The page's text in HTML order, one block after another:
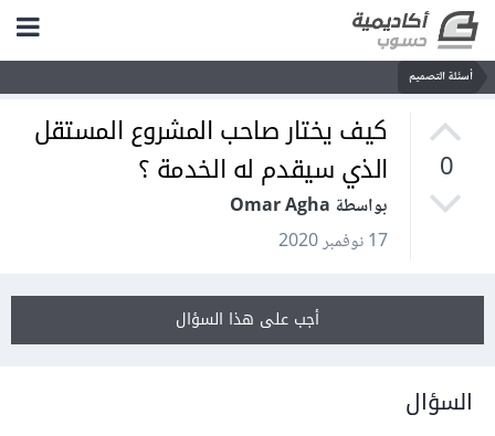
أسئلة التصميم
0
كيف يختار صاحب المشروع المستقل
الذي سيقدم له الخدمة ؟
بواسطة Omar Agha
17 نوفمبر 2020
أجب على هذا السؤال
السؤال